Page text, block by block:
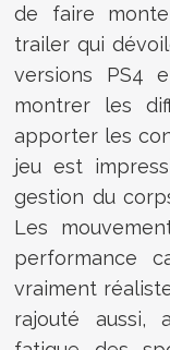
de faire
trailer qui
versions PS4
montrer les
apporter les
jeu est
gestion du
Les
performance
vraiment
rajouté aussi,